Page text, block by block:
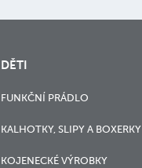
DĚTI
FUNKČNÍ PRÁDLO
KALHOTKY, SLIPY A BOXERKY
KOJENECKÉ VÝROBKY